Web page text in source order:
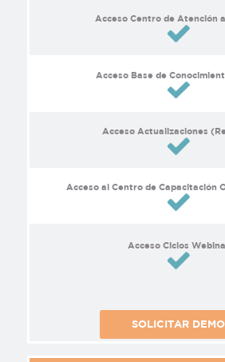
Acceso Centro de Atención
Acceso Base de
Acceso Actualizaciones
Acceso al Centro de Capacitación
Acceso Ciclos
SOLICITAR DEMO